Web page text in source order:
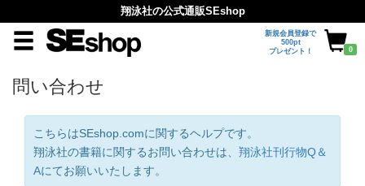
翔泳社の公式通販SEshop
新規会員登録で
500pt
プレゼント！
0
問い合わせ
こちらはSEshop.comに関するヘルプです。
翔泳社の書籍に関するお問い合わせは、 翔泳社刊行物Q＆
Aにてお願いいたします。